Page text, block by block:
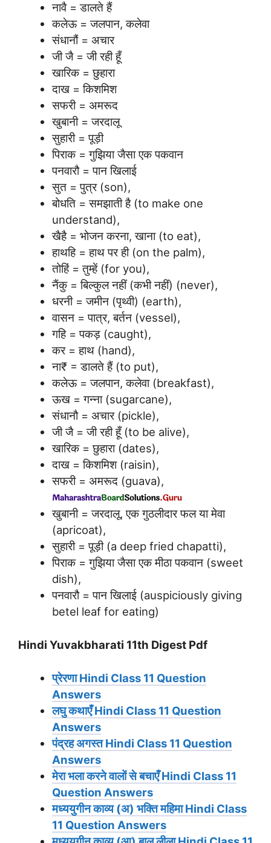
नावै = डालते हैं
कलेऊ = जलपान, कलेवा
संधानौं = अचार
जी जै = जी रही हूँ
खारिक = छुहारा
दाख = किशमिश
सफरी = अमरूद
खुबानी = जरदालू
सुहारी = पूड़ी
पिराक = गुझिया जैसा एक पकवान
पनवारौ = पान खिलाई
सुत = पुत्र (son),
बोधति = समझाती है (to make one
understand),
खैहै = भोजन करना, खाना (to eat),
हाथहि = हाथ पर ही (on the palm),
तोहिं = तुम्हें (for you),
नैंकु = बिल्कुल नहीं (कभी नहीं) (never),
धरनी = जमीन (पृथ्वी) (earth),
वासन = पात्र, बर्तन (vessel),
गहि = पकड़ (caught),
कर = हाथ (hand),
ना₹ = डालते हैं (to put),
कलेऊ = जलपान, कलेवा (breakfast),
ऊख = गन्ना (sugarcane),
संधानौ = अचार (pickle),
जी जै = जी रही हूँ (to be alive),
खारिक = छुहारा (dates),
दाख = किशमिश (raisin),
सफरी = अमरूद (guava),
खुबानी = जरदालू, एक गुठलीदार फल या मेवा
(apricoat),
सुहारी = पूड़ी (a deep fried chapatti),
पिराक = गुझिया जैसा एक मीठा पकवान (sweet
dish),
पनवारौ = पान खिलाई (auspiciously giving
betel leaf for eating)
Hindi Yuvakbharati 11th Digest Pdf
प्रेरणा Hindi Class 11 Question
Answers
लघु कथाएँ Hindi Class 11 Question
Answers
पंद्रह अगस्त Hindi Class 11 Question
Answers
मेरा भला करने वालों से बचाएँ Hindi Class 11
Question Answers
मध्ययुगीन काव्य (अ) भक्ति महिमा Hindi Class
11 Question Answers